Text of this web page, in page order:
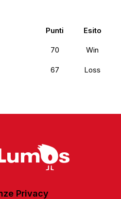
Punti Esito
70 Win
67 Loss
Privacy